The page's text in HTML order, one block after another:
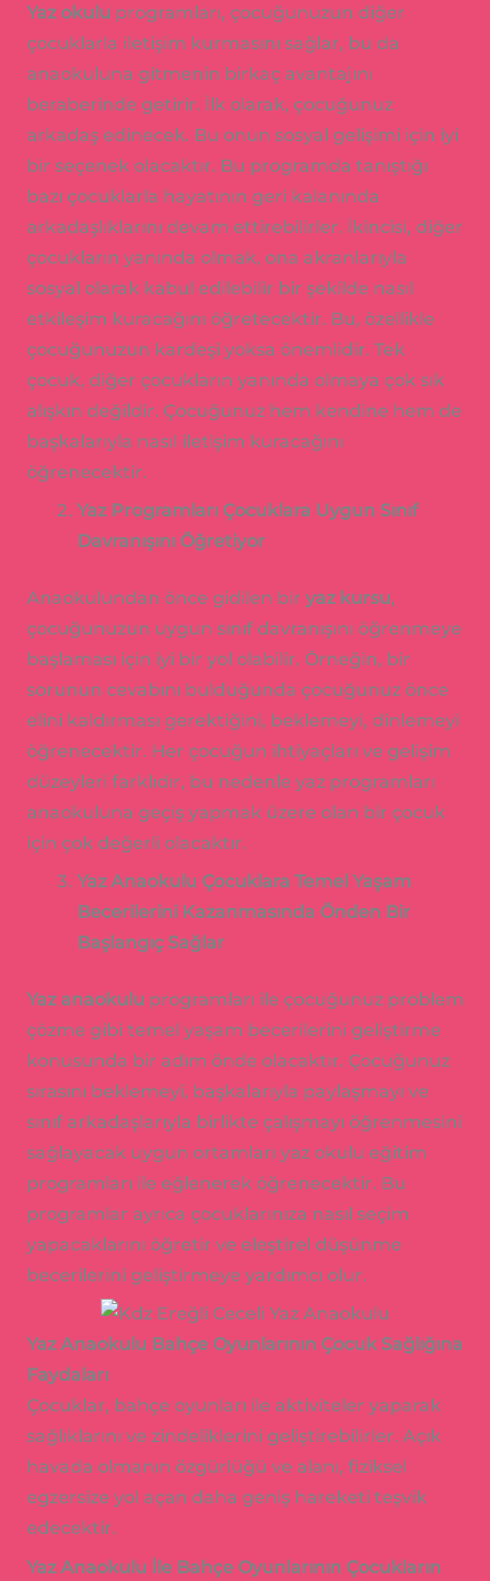
Yaz okulu programları, çocuğunuzun diğer
çocuklarla iletişim kurmasını sağlar, bu da
anaokuluna gitmenin birkaç avantajını
beraberinde getirir. İlk olarak, çocuğunuz
arkadaş edinecek. Bu onun sosyal gelişimi için iyi
bir seçenek olacaktır. Bu programda tanıştığı
bazı çocuklarla hayatının geri kalanında
arkadaşlıklarını devam ettirebilirler. İkincisi, diğer
çocukların yanında olmak, ona akranlarıyla
sosyal olarak kabul edilebilir bir şekilde nasıl
etkileşim kuracağını öğretecektir. Bu, özellikle
çocuğunuzun kardeşi yoksa önemlidir. Tek
çocuk, diğer çocukların yanında olmaya çok sık
alışkın değildir. Çocuğunuz hem kendine hem de
başkalarıyla nasıl iletişim kuracağını
öğrenecektir.
Yaz Programları Çocuklara Uygun Sınıf
Davranışını Öğretiyor
Anaokulundan önce gidilen bir yaz kursu,
çocuğunuzun uygun sınıf davranışını öğrenmeye
başlaması için iyi bir yol olabilir. Örneğin, bir
sorunun cevabını bulduğunda çocuğunuz önce
elini kaldırması gerektiğini, beklemeyi, dinlemeyi
öğrenecektir. Her çocuğun ihtiyaçları ve gelişim
düzeyleri farklıdır, bu nedenle yaz programları
anaokuluna geçiş yapmak üzere olan bir çocuk
için çok değerli olacaktır.
Yaz Anaokulu Çocuklara Temel Yaşam
Becerilerini Kazanmasında Önden Bir
Başlangıç ​​Sağlar
Yaz anaokulu programları ile çocuğunuz problem
çözme gibi temel yaşam becerilerini geliştirme
konusunda bir adım önde olacaktır. Çocuğunuz
sırasını beklemeyi, başkalarıyla paylaşmayı ve
sınıf arkadaşlarıyla birlikte çalışmayı öğrenmesini
sağlayacak uygun ortamları yaz okulu eğitim
programları ile eğlenerek öğrenecektir. Bu
programlar ayrıca çocuklarınıza nasıl seçim
yapacaklarını öğretir ve eleştirel düşünme
becerilerini geliştirmeye yardımcı olur.
Yaz Anaokulu Bahçe Oyunlarının Çocuk Sağlığına
Faydaları
Çocuklar, bahçe oyunları ile aktiviteler yaparak
sağlıklarını ve zindeliklerini geliştirebilirler. Açık
havada olmanın özgürlüğü ve alanı, fiziksel
egzersize yol açan daha geniş hareketi teşvik
edecektir.
Yaz Anaokulu İle Bahçe Oyunlarının Çocukların